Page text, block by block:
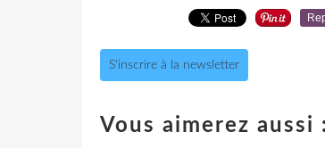
S'inscrire à la newsletter
Vous aimerez aussi :